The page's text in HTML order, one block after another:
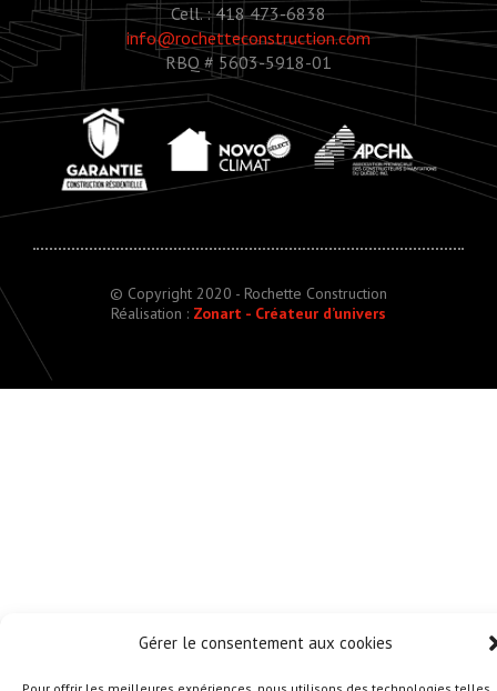
Gérer le consentement aux cookies
Cell. : 418 473-6838
info@rochetteconstruction.com
RBQ # 5603-5918-01
© Copyright 2020 - Rochette Construction
Réalisation : Zonart - Créateur d’univers